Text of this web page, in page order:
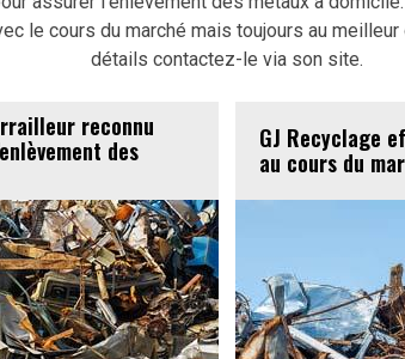
le cours du marché mais toujours au
détails contactez-le via son site.
reconnu
des
GJ Recyclage
au cours du